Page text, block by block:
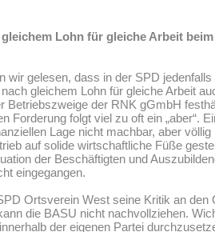
Lohn für gleiche Arbeit
wir gelesen, dass in der SPD
gleichem Lohn für gleiche Arbeit
Betriebszweige der RNK gGmbH
Forderung folgt viel zu oft ein „aber“.
Lage nicht machbar, aber völlig
auf solide wirtschaftliche Füße
der Beschäftigten und
eingegangen.
Ortsverein West seine Kritik an den
die BASU nicht nachvollziehen.
der eigenen Partei